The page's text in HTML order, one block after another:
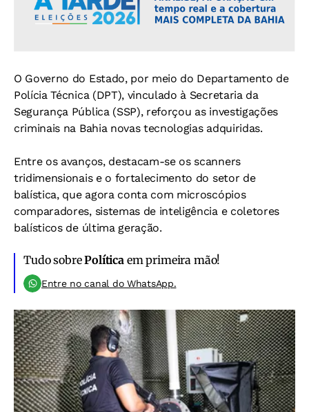
O Governo do Estado, por meio do Departamento de
Polícia Técnica (DPT), vinculado à Secretaria da
Segurança Pública (SSP), reforçou as investigações
criminais na Bahia novas tecnologias adquiridas.
Entre os avanços, destacam-se os scanners
tridimensionais e o fortalecimento do setor de
balística, que agora conta com microscópios
comparadores, sistemas de inteligência e coletores
balísticos de última geração.
Tudo sobrePolítica em primeira mão!
Entre no canal do WhatsApp.